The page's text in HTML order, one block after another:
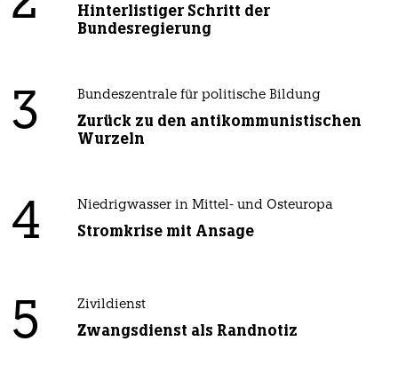
Hinterlistiger Schritt der
Bundesregierung
3 Bundeszentrale für politische Bildung
Zurück zu den antikommunistischen
Wurzeln
4 Niedrigwasser in Mittel- und Osteuropa
Stromkrise mit Ansage
5 Zivildienst
Zwangsdienst als Randnotiz